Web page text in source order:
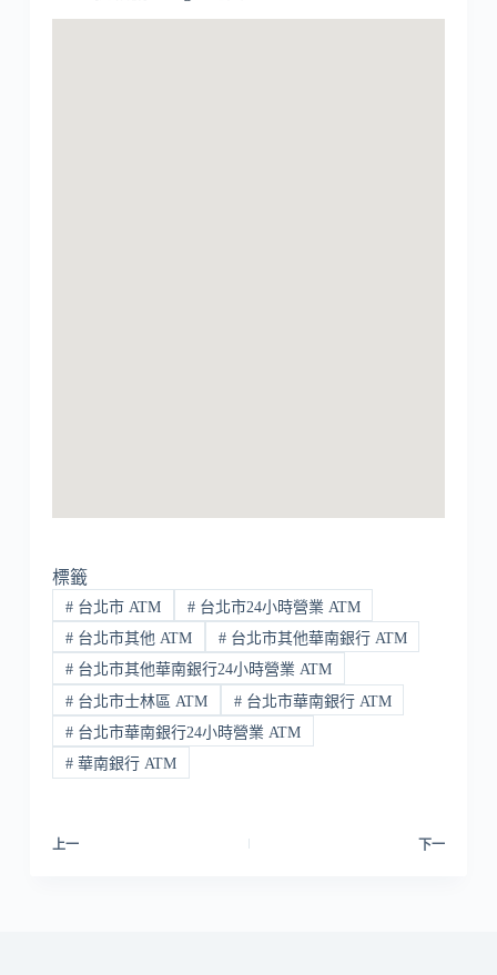
標籤
#台北市 ATM #台北市24小時營業 ATM
#台北市其他 ATM #台北市其他華南銀行 ATM
#台北市其他華南銀行24小時營業 ATM
#台北市士林區 ATM #台北市華南銀行 ATM
#台北市華南銀行24小時營業 ATM
#華南銀行 ATM
上一 下一